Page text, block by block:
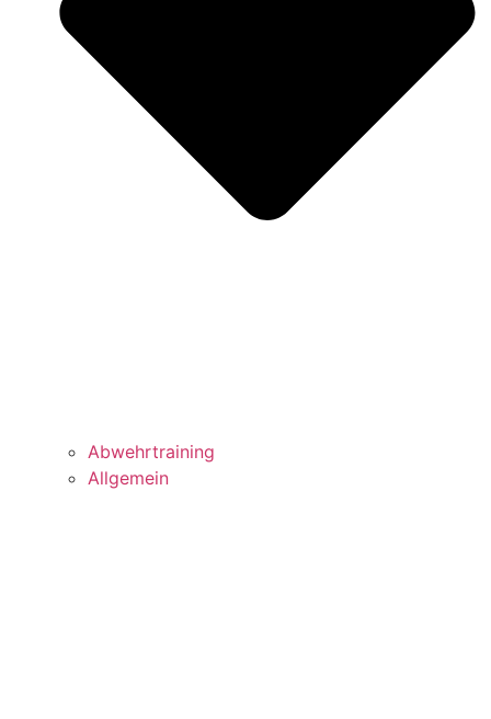
Abwehrtraining
Allgemein